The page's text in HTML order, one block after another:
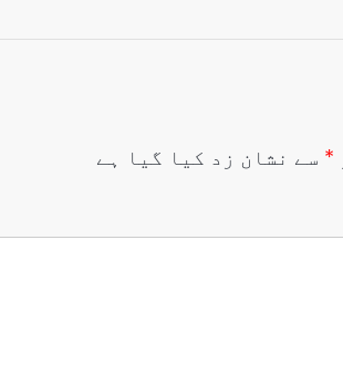
* سے نشان زد کیا گیا ہے